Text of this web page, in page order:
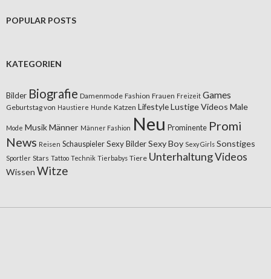
POPULAR POSTS
KATEGORIEN
Bilder Biografie Damenmode Fashion Frauen Freizeit Games
Geburtstag von Haustiere Hunde Katzen LifestyleLustige Videos Male
Mode MusikMänner Männer Fashion Neu Prominente Promi
News Reisen Schauspieler Sexy BilderSexy Boy Sexy Girls Sonstiges
Sportler Stars Tattoo Technik Tierbabys Tiere UnterhaltungVideos
Wissen Witze